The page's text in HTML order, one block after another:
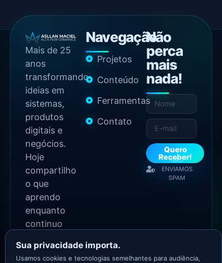
Mais de 25
anos
transformando
ideias em
sistemas,
produtos
digitais e
negócios.
Hoje
compartilho
o que
aprendo
enquanto
continuo
Navegação
Projetos
Conteúdo
Ferramentas
Contato
Não
perca
mais
nada!
Quero
Receber!
NÃO
ENVIAMOS
SPAM
Sua privacidade importa.
Usamos cookies e tecnologias semelhantes para audiência,